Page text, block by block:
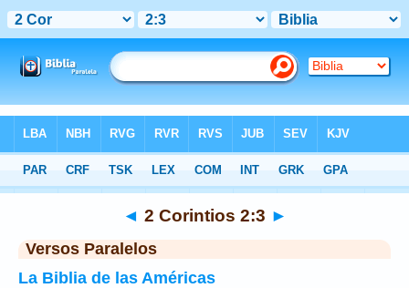
>2 Corintios Capítulo 2 > Verso 3
◄ 2 Corintios 2:3 ►
Versos Paralelos
La Biblia de las Américas